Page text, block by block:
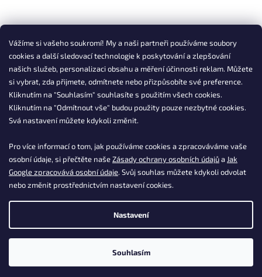
Vážíme si vašeho soukromí! My a naši partneři používáme soubory
cookies a další sledovací technologie k poskytování a zlepšování
našich služeb, personalizaci obsahu a měření účinnosti reklam. Můžete
si vybrat, zda přijmete, odmítnete nebo přizpůsobíte své preference.
Kliknutím na "Souhlasím" souhlasíte s použitím všech cookies.
Kliknutím na "Odmítnout vše" budou použity pouze nezbytné cookies.
Svá nastavení můžete kdykoli změnit.
Pro více informací o tom, jak používáme cookies a zpracováváme vaše
osobní údaje, si přečtěte našeZásady ochrany osobních údajůa Jak
Google zpracovává osobní údaje. Svůj souhlas můžete kdykoli odvolat
nebo změnit prostřednictvím nastavení cookies.
Nastavení
Souhlasím